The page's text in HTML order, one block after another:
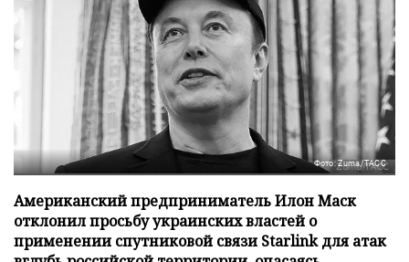
Фото: Zuma/ТАСС
Американский предприниматель Илон Маск
отклонил просьбу украинских властей о
применении спутниковой связи Starlink для атак